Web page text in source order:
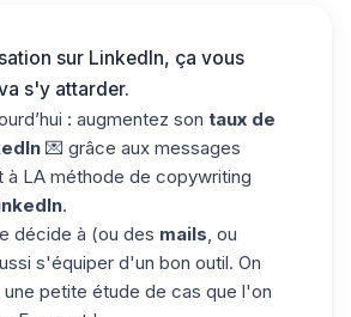
sur LinkedIn, ça vous
s'y attarder.
: augmentez son taux de
💌 grâce aux messages
à LA méthode de copywriting
.
décide à (ou des mails, ou
s'équiper d'un bon outil. On
petite étude de cas que l'on